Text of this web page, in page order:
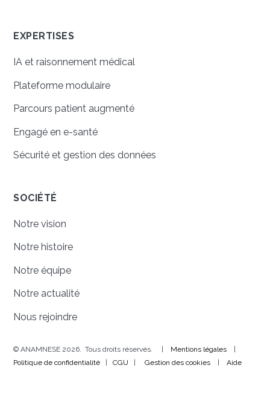
EXPERTISES
IA et raisonnement médical
Plateforme modulaire
Parcours patient augmenté
Engagé en e-santé
Sécurité et gestion des données
SOCIÉTÉ
Notre vision
Notre histoire
Notre équipe
Notre actualité
Nous rejoindre
© ANAMNESE 2026. Tous droits réservés. | Mentions légales |
Politique de confidentialité | CGU |Gestion des cookies |Aide